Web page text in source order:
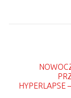
HYPERLAPSE